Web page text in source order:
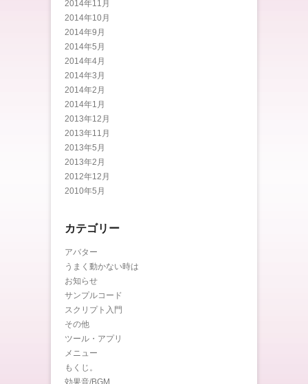
2014年11月
2014年10月
2014年9月
2014年5月
2014年4月
2014年3月
2014年2月
2014年1月
2013年12月
2013年11月
2013年5月
2013年2月
2012年12月
2010年5月
カテゴリー
アバター
うまく動かない時は
お知らせ
サンプルコード
スクリプト入門
その他
ツール・アプリ
メニュー
もくじ。
効果音/BGM